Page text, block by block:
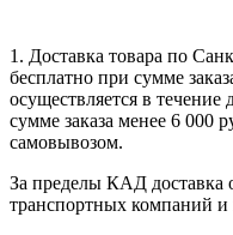
1. Доставка товара по
бесплатно при сумме
осуществляется в
сумме заказа менее 6 000
самовывозом.
За пределы КАД доставка
транспортных компаний